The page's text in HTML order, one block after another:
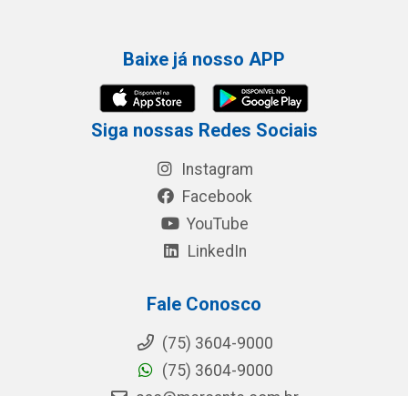
Baixe já nosso APP
Siga nossas Redes Sociais
Instagram
Facebook
YouTube
LinkedIn
Fale Conosco
(75) 3604-9000
(75) 3604-9000